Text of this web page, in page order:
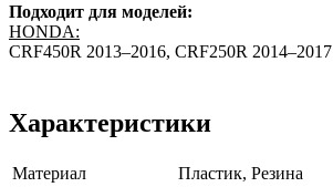
Подходит для моделей:
HONDA:
CRF450R 2013–2016, CRF250R 2014–2017
Характеристики
Материал
Пластик, Резина